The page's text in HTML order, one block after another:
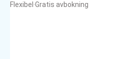
Flexibel ·Gratis avbokning